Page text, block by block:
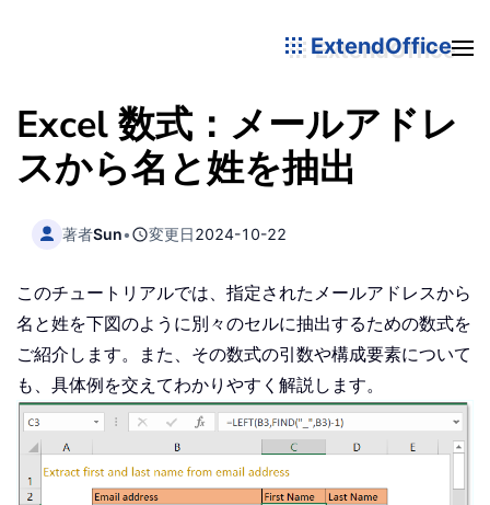
ExtendOffice
Excel 数式：メールアドレ
スから名と姓を抽出
著者Sun• 変更日2024-10-22
このチュートリアルでは、指定されたメールアドレスから
名と姓を下図のように別々のセルに抽出するための数式を
ご紹介します。また、その数式の引数や構成要素について
も、具体例を交えてわかりやすく解説します。